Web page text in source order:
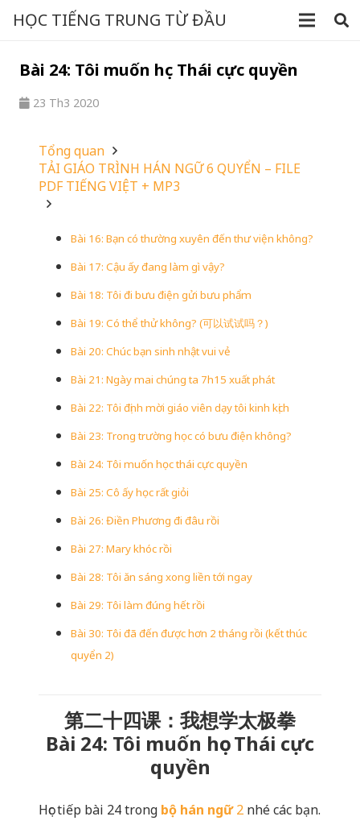
HỌC TIẾNG TRUNG TỪ ĐẦU
Bài 24: Tôi muốn học Thái cực quyền
23 Th3 2020
Tổng quan
TẢI GIÁO TRÌNH HÁN NGỮ 6 QUYỂN – FILE
PDF TIẾNG VIỆT + MP3
Bài 16: Bạn có thường xuyên đến thư viện không?
Bài 17: Cậu ấy đang làm gì vậy?
Bài 18: Tôi đi bưu điện gửi bưu phẩm
Bài 19: Có thể thử không? (可以试试吗？)
Bài 20: Chúc bạn sinh nhật vui vẻ
Bài 21: Ngày mai chúng ta 7h15 xuất phát
Bài 22: Tôi định mời giáo viên dạy tôi kinh kịch
Bài 23: Trong trường học có bưu điện không?
Bài 24: Tôi muốn học thái cực quyền
Bài 25: Cô ấy học rất giỏi
Bài 26: Điền Phương đi đâu rồi
Bài 27: Mary khóc rồi
Bài 28: Tôi ăn sáng xong liền tới ngay
Bài 29: Tôi làm đúng hết rồi
Bài 30: Tôi đã đến được hơn 2 tháng rồi (kết thúc
quyển 2)
第二十四课：我想学太极拳
Bài 24: Tôi muốn học Thái cực
quyền
Học tiếp bài 24 trong bộ hán ngữ2 nhé các bạn.